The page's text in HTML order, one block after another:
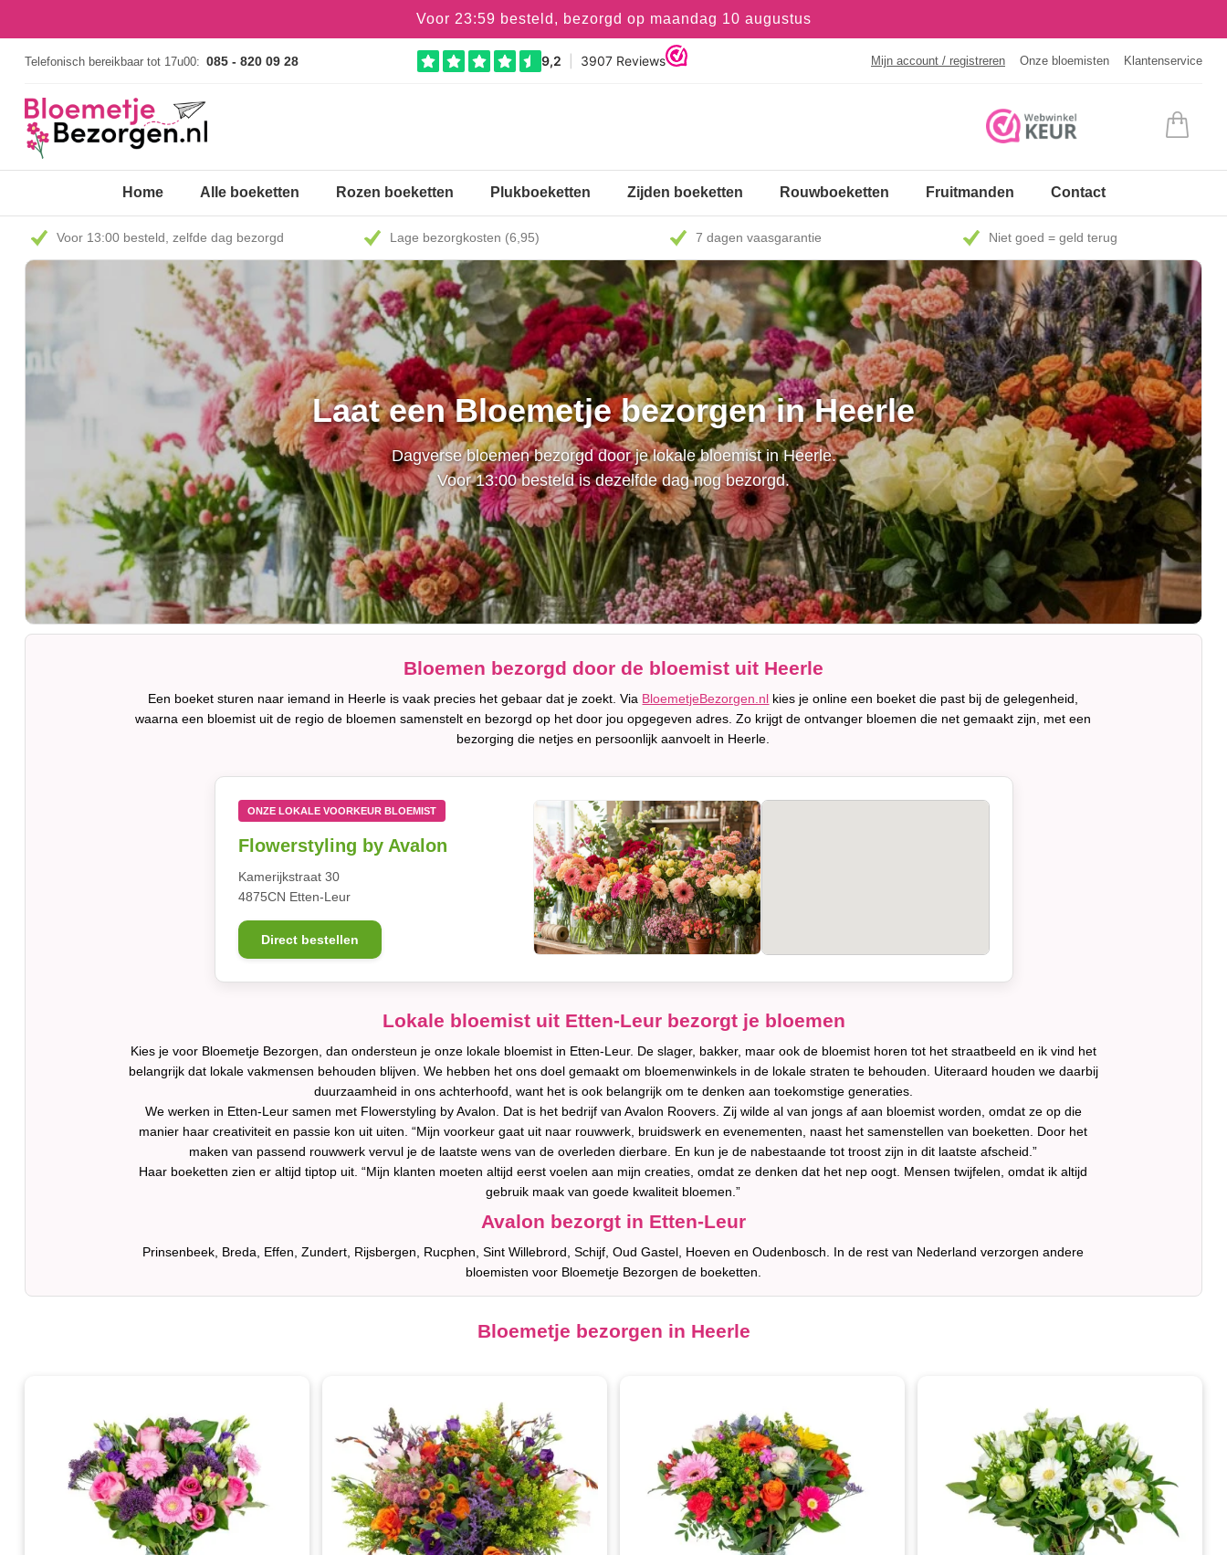
Voor 23:59 besteld, bezorgd op maandag 10 augustus
Telefonisch bereikbaar tot 17u00: 085 - 820 09 28 Mijn account / registreren Onze bloemisten Klantenservice
Home Alle boeketten Rozen boeketten Plukboeketten Zijden boeketten Rouwboeketten Fruitmanden Contact
Voor 13:00 besteld, zelfde dag bezorgd Lage bezorgkosten (6,95) 7 dagen vaasgarantie Niet goed = geld terug
Laat een Bloemetje bezorgen in Heerle
Dagverse bloemen bezorgd door je lokale bloemist in Heerle.
Voor 13:00 besteld is dezelfde dag nog bezorgd.
Bloemen bezorgd door de bloemist uit Heerle
Een boeket sturen naar iemand in Heerle is vaak precies het gebaar dat je zoekt. Via BloemetjeBezorgen.nl kies je online een boeket die past bij de gelegenheid,
waarna een bloemist uit de regio de bloemen samenstelt en bezorgd op het door jou opgegeven adres. Zo krijgt de ontvanger bloemen die net gemaakt zijn, met een
bezorging die netjes en persoonlijk aanvoelt in Heerle.
ONZE LOKALE VOORKEUR BLOEMIST
Flowerstyling by Avalon
Kamerijkstraat 30
4875CN Etten-Leur
Direct bestellen
Lokale bloemist uit Etten-Leur bezorgt je bloemen
Kies je voor Bloemetje Bezorgen, dan ondersteun je onze lokale bloemist in Etten-Leur. De slager, bakker, maar ook de bloemist horen tot het straatbeeld en ik vind het
belangrijk dat lokale vakmensen behouden blijven. We hebben het ons doel gemaakt om bloemenwinkels in de lokale straten te behouden. Uiteraard houden we daarbij
duurzaamheid in ons achterhoofd, want het is ook belangrijk om te denken aan toekomstige generaties.
We werken in Etten-Leur samen met Flowerstyling by Avalon. Dat is het bedrijf van Avalon Roovers. Zij wilde al van jongs af aan bloemist worden, omdat ze op die
manier haar creativiteit en passie kon uit uiten. “Mijn voorkeur gaat uit naar rouwwerk, bruidswerk en evenementen, naast het samenstellen van boeketten. Door het
maken van passend rouwwerk vervul je de laatste wens van de overleden dierbare. En kun je de nabestaande tot troost zijn in dit laatste afscheid.”
Haar boeketten zien er altijd tiptop uit. “Mijn klanten moeten altijd eerst voelen aan mijn creaties, omdat ze denken dat het nep oogt. Mensen twijfelen, omdat ik altijd
gebruik maak van goede kwaliteit bloemen.”
Avalon bezorgt in Etten-Leur
Prinsenbeek, Breda, Effen, Zundert, Rijsbergen, Rucphen, Sint Willebrord, Schijf, Oud Gastel, Hoeven en Oudenbosch. In de rest van Nederland verzorgen andere
bloemisten voor Bloemetje Bezorgen de boeketten.
Bloemetje bezorgen in Heerle